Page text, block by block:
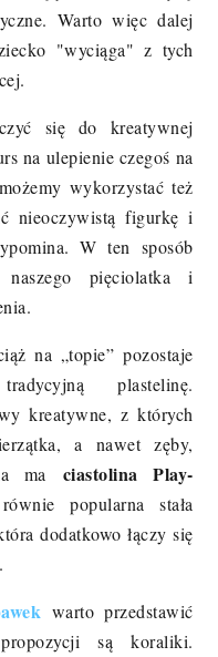
Warto więc dalej
"wyciąga" z tych
się do kreatywnej
na ulepienie czegoś na
wykorzystać też
nieoczywistą figurkę i
W ten sposób
pięciolatka i
na „topie” pozostaje
plastelinę.
kreatywne, z których
a nawet zęby,
ma
ciastolina Play-
popularna stała
dodatkowo łączy się
warto przedstawić
są koraliki.